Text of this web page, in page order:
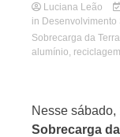
Luciana Leão
in Desenvolvimento
Sobrecarga da Terra
alumínio, reciclagem
Nesse
Sobrecarga